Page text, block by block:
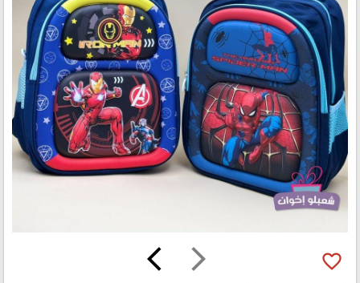
arrow_forward_ios
arrow_back_ios favorite_border